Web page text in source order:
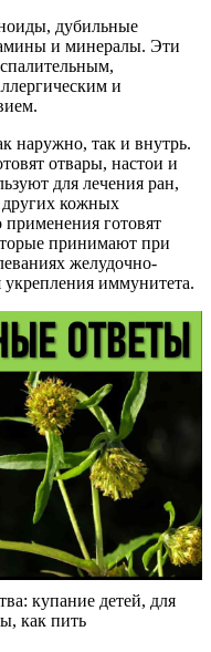
дубильные
и минералы. Эти
и
наружно, так и внутрь.
отвары, настои и
для лечения ран,
других кожных
применения готовят
принимают при
желудочно-
укрепления иммунитета.
купание детей, для
как пить